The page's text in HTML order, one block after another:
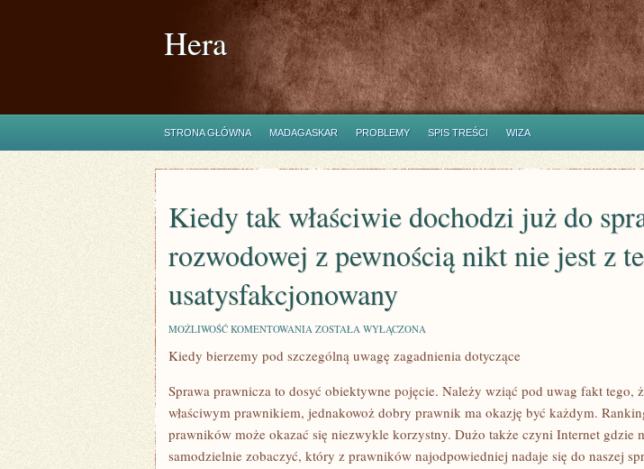
Hera
STRONA GŁÓWNA MADAGASKAR PROBLEMY SPIS TREŚCI WIZA
Kiedy tak właściwie dochodzi już do
rozwodowej z pewnością nikt nie jest z
usatysfakcjonowany
MOŻLIWOŚĆ KOMENTOWANIA KIEDY
WŁAŚCIWIE
DOCHODZI
DO
SPRAWY
Z
PEWNOŚCIĄ
NIKT
ZOSTAŁA WYŁĄCZONA
Kiedy bierzemy pod szczególną uwagę zagadnienia dotyczące
Sprawa prawnicza to dosyć obiektywne pojęcie. Należy wziąć pod uwag fakt tego,
właściwym prawnikiem, jednakowoż dobry prawnik ma okazję być każdym.
prawników może okazać się niezwykle korzystny. Dużo także czyni Internet gdzie
samodzielnie zobaczyć, który z prawników najodpowiedniej nadaje się do naszej